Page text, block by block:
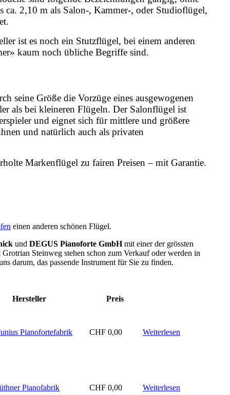
2,10 m als Salon-, Kammer-, oder Studioflügel,
ist es noch ein Stutzflügel, bei einem anderen
kaum noch übliche Begriffe sind.
seine Größe die Vorzüge eines ausgewogenen
als bei kleineren Flügeln. Der Salonflügel ist
und eignet sich für mittlere und größere
und natürlich auch als privaten
Markenflügel zu fairen Preisen – mit Garantie.
einen anderen schönen Flügel.
und DEGUS Pianoforte GmbHmit einer der grössten
Steinweg stehen schon zum Verkauf oder werden in
darum, das passende Instrument für Sie zu finden.
Hersteller Preis
Pianofortefabrik CHF 0,00 Weiterlesen
Pianofabrik CHF 0,00 Weiterlesen